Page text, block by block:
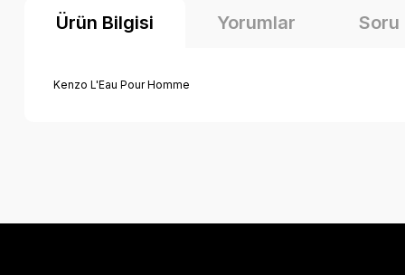
Ürün Bilgisi Yorumlar Soru
Kenzo L'Eau Pour Homme
Ürün resmi kalitesiz, bozuk veya görüntülenemiyor.